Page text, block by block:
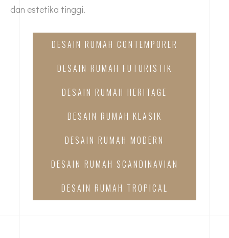
dan estetika tinggi.
DESAIN RUMAH CONTEMPORER
DESAIN RUMAH FUTURISTIK
DESAIN RUMAH HERITAGE
DESAIN RUMAH KLASIK
DESAIN RUMAH MODERN
DESAIN RUMAH SCANDINAVIAN
DESAIN RUMAH TROPICAL